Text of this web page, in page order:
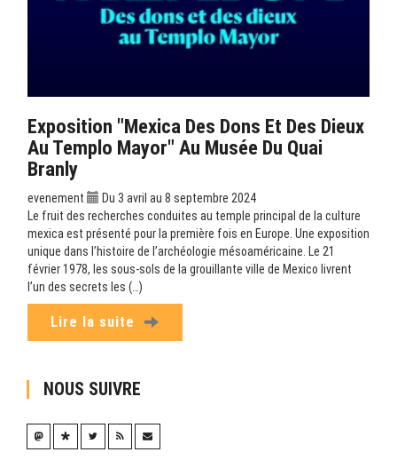
Exposition "Mexica Des Dons Et Des Dieux
Au Templo Mayor" Au Musée Du Quai
Branly
evenement
Du 3 avril au 8 septembre 2024
Le fruit des recherches conduites au temple principal de la culture
mexica est présenté pour la première fois en Europe. Une exposition
unique dans l’histoire de l’archéologie mésoaméricaine. Le 21
février 1978, les sous-sols de la grouillante ville de Mexico livrent
l’un des secrets les (…)
Lire la suite
NOUS SUIVRE